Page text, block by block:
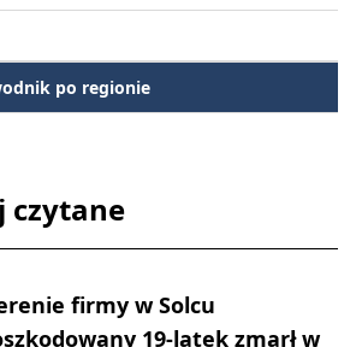
po regionie
czytane
firmy w Solcu
19-latek zmarł w